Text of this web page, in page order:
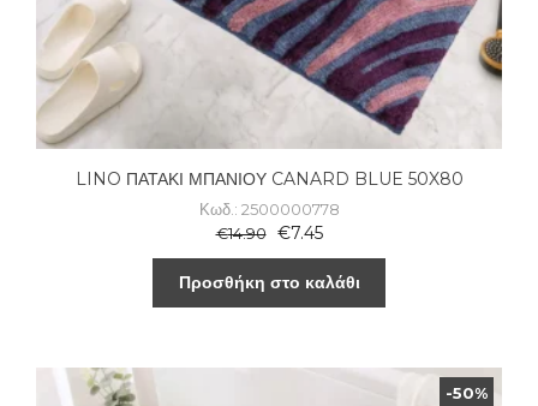
LINO ΠΑΤΑΚΙ ΜΠΑΝΙΟΥ CANARD BLUE 50X80
Κωδ.: 2500000778
€14.90 €7.45
Προσθήκη στο καλάθι
-50%